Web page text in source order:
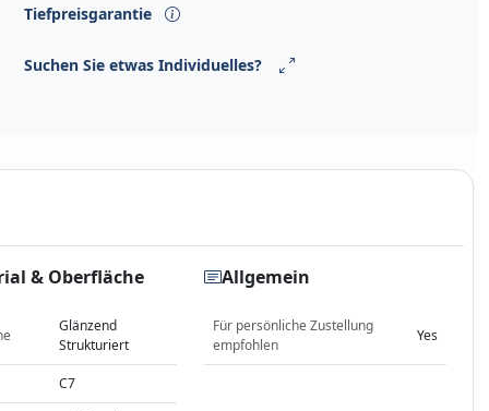
Tiefpreisgarantie
Suchen Sie etwas Individuelles?
& Oberfläche
Glänzend
Strukturiert
C7
Allgemein
Für persönliche Zustellung
empfohlen
Yes